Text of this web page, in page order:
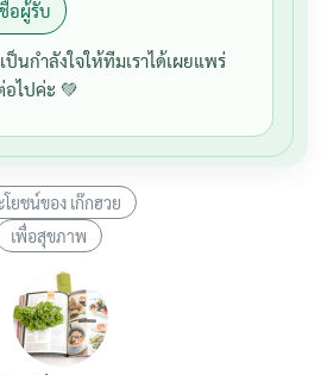
อผู้รับ
กำลังใจให้ทีมเราได้เผยแพร่
ไปค่ะ 💚
ยชน์ของ เก๊กฮวย
เพื่อสุขภาพ